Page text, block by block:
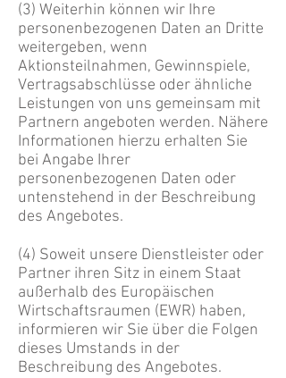
(3) Weiterhin können wir Ihre
personenbezogenen Daten an Dritte
weitergeben, wenn
Aktionsteilnahmen, Gewinnspiele,
Vertragsabschlüsse oder ähnliche
Leistungen von uns gemeinsam mit
Partnern angeboten werden. Nähere
Informationen hierzu erhalten Sie
bei Angabe Ihrer
personenbezogenen Daten oder
untenstehend in der Beschreibung
des Angebotes.
(4) Soweit unsere Dienstleister oder
Partner ihren Sitz in einem Staat
außerhalb des Europäischen
Wirtschaftsraumen (EWR) haben,
informieren wir Sie über die Folgen
dieses Umstands in der
Beschreibung des Angebotes.